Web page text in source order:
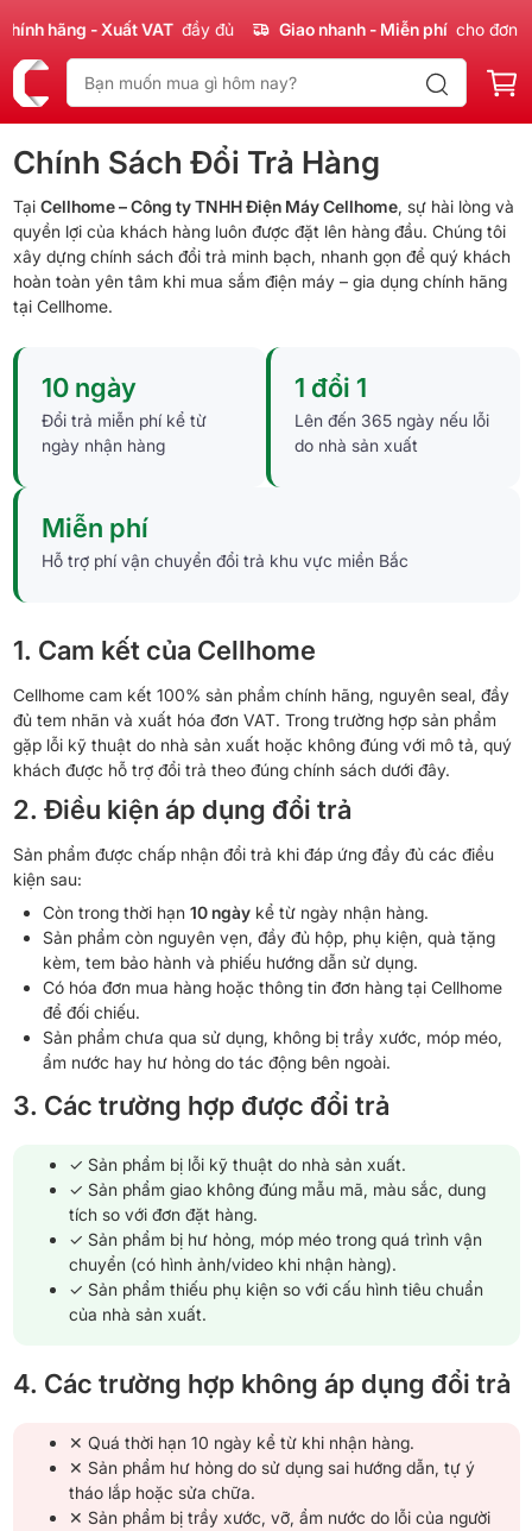
hãng - Xuất VAT đầy đủ Giao nhanh - Miễn phí cho đơn
Chính Sách Đổi Trả Hàng
Tại Cellhome – Công ty TNHH Điện Máy Cellhome, sự hài lòng và
quyền lợi của khách hàng luôn được đặt lên hàng đầu. Chúng tôi
xây dựng chính sách đổi trả minh bạch, nhanh gọn để quý khách
hoàn toàn yên tâm khi mua sắm điện máy – gia dụng chính hãng
tại Cellhome.
10 ngày
Đổi trả miễn phí kể từ
ngày nhận hàng
1 đổi 1
Lên đến 365 ngày nếu lỗi
do nhà sản xuất
Miễn phí
Hỗ trợ phí vận chuyển đổi trả khu vực miền Bắc
1. Cam kết của Cellhome
Cellhome cam kết 100% sản phẩm chính hãng, nguyên seal, đầy
đủ tem nhãn và xuất hóa đơn VAT. Trong trường hợp sản phẩm
gặp lỗi kỹ thuật do nhà sản xuất hoặc không đúng với mô tả, quý
khách được hỗ trợ đổi trả theo đúng chính sách dưới đây.
2. Điều kiện áp dụng đổi trả
Sản phẩm được chấp nhận đổi trả khi đáp ứng đầy đủ các điều
kiện sau:
Còn trong thời hạn 10 ngàykể từ ngày nhận hàng.
Sản phẩm còn nguyên vẹn, đầy đủ hộp, phụ kiện, quà tặng
kèm, tem bảo hành và phiếu hướng dẫn sử dụng.
Có hóa đơn mua hàng hoặc thông tin đơn hàng tại Cellhome
để đối chiếu.
Sản phẩm chưa qua sử dụng, không bị trầy xước, móp méo,
ẩm nước hay hư hỏng do tác động bên ngoài.
3. Các trường hợp được đổi trả
✓ Sản phẩm bị lỗi kỹ thuật do nhà sản xuất.
✓ Sản phẩm giao không đúng mẫu mã, màu sắc, dung
tích so với đơn đặt hàng.
✓ Sản phẩm bị hư hỏng, móp méo trong quá trình vận
chuyển (có hình ảnh/video khi nhận hàng).
✓ Sản phẩm thiếu phụ kiện so với cấu hình tiêu chuẩn
của nhà sản xuất.
4. Các trường hợp không áp dụng đổi trả
✕ Quá thời hạn 10 ngày kể từ khi nhận hàng.
✕ Sản phẩm hư hỏng do sử dụng sai hướng dẫn, tự ý
tháo lắp hoặc sửa chữa.
✕ Sản phẩm bị trầy xước, vỡ, ẩm nước do lỗi của người